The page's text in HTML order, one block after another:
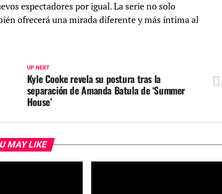
espectadores por igual. La serie no solo
ofrecerá una mirada diferente y más íntima al
UP NEXT
Kyle Cooke revela su postura tras la
separación de Amanda Batula de ‘Summer
House’
MAY LIKE